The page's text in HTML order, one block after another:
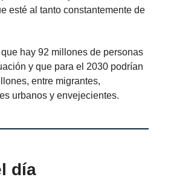
esté al tanto constantemente de
hay 92 millones de personas
y que para el 2030 podrían
entre migrantes,
urbanos y envejecientes.
día